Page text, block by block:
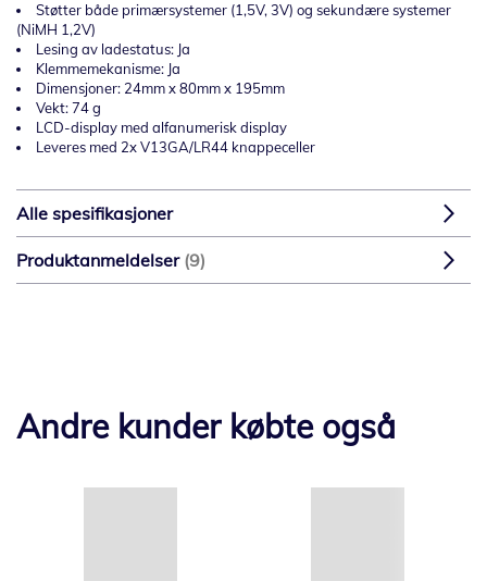
Støtter både primærsystemer (1,5V, 3V) og sekundære systemer
(NiMH 1,2V)
Lesing av ladestatus: Ja
Klemmemekanisme: Ja
Dimensjoner: 24mm x 80mm x 195mm
Vekt: 74 g
LCD-display med alfanumerisk display
Leveres med 2x V13GA/LR44 knappeceller
Alle spesifikasjoner
Produktanmeldelser 9
Andre kunder købte også